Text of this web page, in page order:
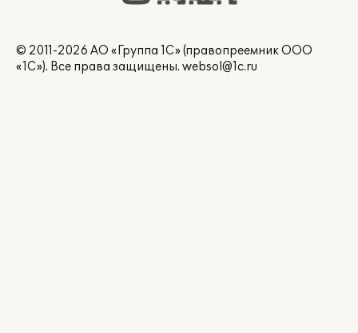
© 2011-2026 АО «Группа 1С» (правопреемник ООО
«1С»). Все права защищены. websol@1c.ru